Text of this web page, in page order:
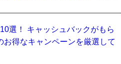
選！ キャッシュバックがもら
得なキャンペーンを厳選して